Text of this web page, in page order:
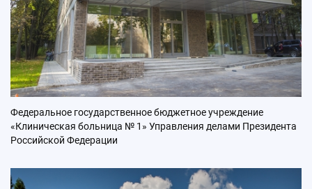
Федеральное государственное бюджетное учреждение
«Клиническая больница № 1» Управления делами Президента
Российской Федерации